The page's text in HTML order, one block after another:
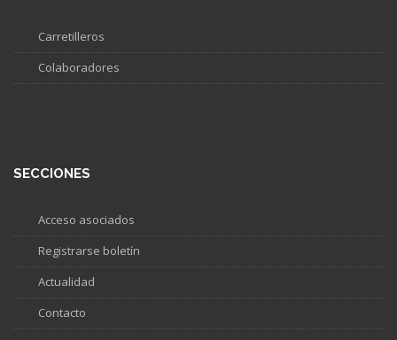
Carretilleros
Colaboradores
SECCIONES
Acceso asociados
Registrarse boletín
Actualidad
Contacto